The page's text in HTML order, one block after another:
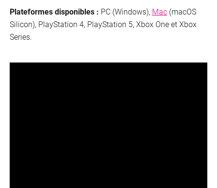
Plateformes disponibles : PC (Windows), Mac (macOS
Silicon), PlayStation 4, PlayStation 5, Xbox One et Xbox
Series.